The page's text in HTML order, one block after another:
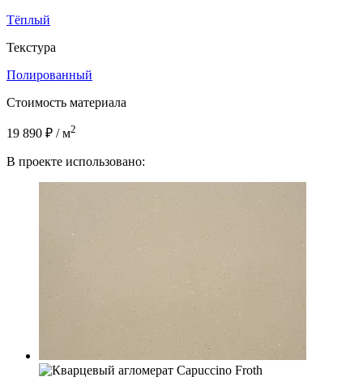
Тёплый
Текстура
Полированный
Стоимость материала
19 890 ₽ / м2
В проекте использовано: